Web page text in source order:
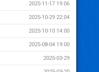
2025-11-17 19:06
2025-10-29 22:04
2025-10-10 14:00
2025-08-04 19:00
2025-03-29